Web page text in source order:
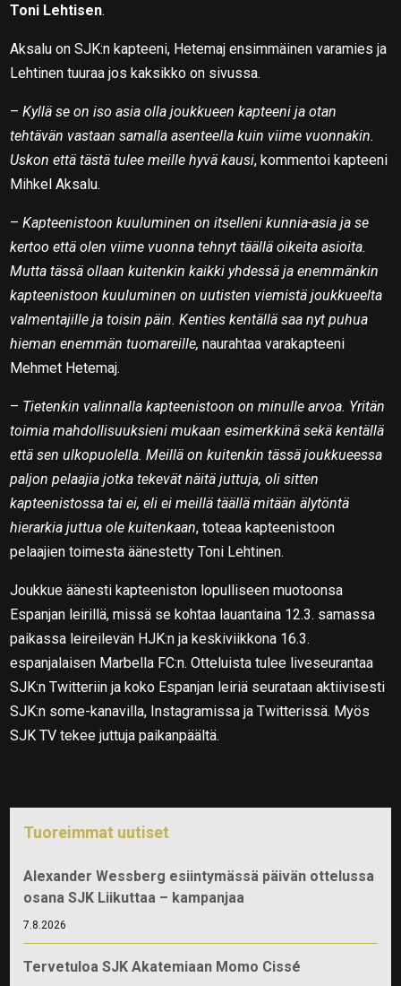
Toni Lehtisen.
Aksalu on SJK:n kapteeni, Hetemaj ensimmäinen varamies ja
Lehtinen tuuraa jos kaksikko on sivussa.
–Kyllä se on iso asia olla joukkueen kapteeni ja otan
tehtävän vastaan samalla asenteella kuin viime vuonnakin.
Uskon että tästä tulee meille hyvä kausi, kommentoi kapteeni
Mihkel Aksalu.
–Kapteenistoon kuuluminen on itselleni kunnia-asia ja se
kertoo että olen viime vuonna tehnyt täällä oikeita asioita.
Mutta tässä ollaan kuitenkin kaikki yhdessä ja enemmänkin
kapteenistoon kuuluminen on uutisten viemistä joukkueelta
valmentajille ja toisin päin. Kenties kentällä saa nyt puhua
hieman enemmän tuomareille, naurahtaa varakapteeni
Mehmet Hetemaj.
– Tietenkin valinnalla kapteenistoon on minulle arvoa. Yritän
toimia mahdollisuuksieni mukaan esimerkkinä sekä kentällä
että sen ulkopuolella. Meillä on kuitenkin tässä joukkueessa
paljon pelaajia jotka tekevät näitä juttuja, oli sitten
kapteenistossa tai ei, eli ei meillä täällä mitään älytöntä
hierarkia juttua ole kuitenkaan, toteaa kapteenistoon
pelaajien toimesta äänestetty Toni Lehtinen.
Joukkue äänesti kapteeniston lopulliseen muotoonsa
Espanjan leirillä, missä se kohtaa lauantaina 12.3. samassa
paikassa leireilevän HJK:n ja keskiviikkona 16.3.
espanjalaisen Marbella FC:n. Otteluista tulee liveseurantaa
SJK:n Twitteriin ja koko Espanjan leiriä seurataan aktiivisesti
SJK:n some-kanavilla, Instagramissa ja Twitterissä. Myös
SJK TV tekee juttuja paikanpäältä.
Tuoreimmat uutiset
Alexander Wessberg esiintymässä päivän ottelussa
osana SJK Liikuttaa – kampanjaa
7.8.2026
Tervetuloa SJK Akatemiaan Momo Cissé